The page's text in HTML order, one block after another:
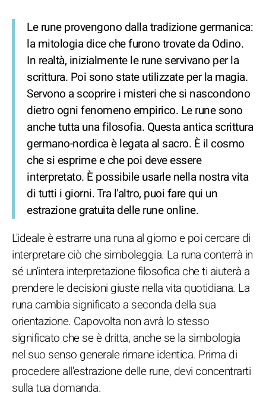
Le rune provengono dalla tradizione germanica:
la mitologia dice che furono trovate da Odino.
In realtà, inizialmente le rune servivano per la
scrittura. Poi sono state utilizzate per la magia.
Servono a scoprire i misteri che si nascondono
dietro ogni fenomeno empirico. Le rune sono
anche tutta una filosofia. Questa antica scrittura
germano-nordica è legata al sacro. È il cosmo
che si esprime e che poi deve essere
interpretato. È possibile usarle nella nostra vita
di tutti i giorni. Tra l'altro, puoi fare qui un
estrazione gratuita delle runeonline.
L'ideale è estrarre una runa al giorno e poi cercare di
interpretare ciò che simboleggia. La runa conterrà in
sé un'intera interpretazione filosofica che ti aiuterà a
prendere le decisioni giuste nella vita quotidiana. La
runa cambia significato a seconda della sua
orientazione. Capovolta non avrà lo stesso
significato che se è dritta, anche se la simbologia
nel suo senso generale rimane identica. Prima di
procedere all'estrazione delle rune, devi concentrarti
sulla tua domanda.